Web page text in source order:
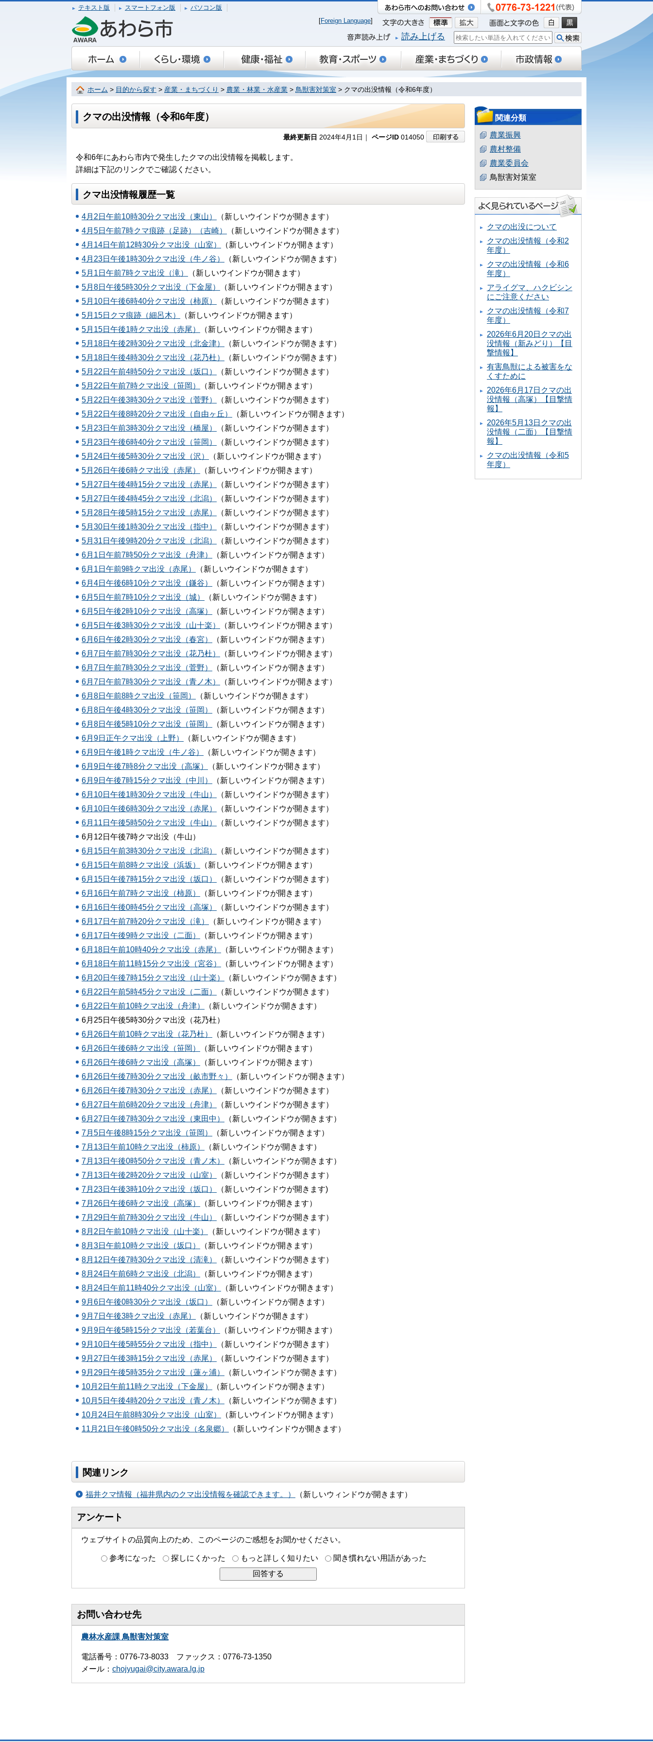
テキスト版 スマートフォン版
パソコン版
[Foreign Language]
読み上げる
ホーム > 目的から探す > 産業・まちづくり > 農業・林業・水産業 > 鳥獣害対策室 > クマの出没情報（令和6年度）
クマの出没情報（令和6年度）
最終更新日 2024年4月1日｜ ページID 014050
令和6年にあわら市内で発生したクマの出没情報を掲載します。
詳細は下記のリンクでご確認ください。
クマ出没情報履歴一覧
4月2日午前10時30分クマ出没（東山）
（新しいウインドウが開きます）
4月5日午前7時クマ痕跡（足跡）（吉崎）
（新しいウインドウが開きます）
4月14日午前12時30分クマ出没（山室）
（新しいウインドウが開きます）
4月23日午後1時30分クマ出没（牛ノ谷）
（新しいウインドウが開きます）
5月1日午前7時クマ出没（滝）
（新しいウインドウが開きます）
5月8日午後5時30分クマ出没（下金屋）
（新しいウインドウが開きます）
5月10日午後6時40分クマ出没（柿原）
（新しいウインドウが開きます）
5月15日クマ痕跡（細呂木）
（新しいウインドウが開きます）
5月15日午後1時クマ出没（赤尾）
（新しいウインドウが開きます）
5月18日午後2時30分クマ出没（北金津）
（新しいウインドウが開きます）
5月18日午後4時30分クマ出没（花乃杜）
（新しいウインドウが開きます）
5月22日午前4時50分クマ出没（坂口）
（新しいウインドウが開きます）
5月22日午前7時クマ出没（笹岡）
（新しいウインドウが開きます）
5月22日午後3時30分クマ出没（菅野）
（新しいウインドウが開きます）
5月22日午後8時20分クマ出没（自由ヶ丘）
（新しいウインドウが開きます）
5月23日午前3時30分クマ出没（橋屋）
（新しいウインドウが開きます）
5月23日午後6時40分クマ出没（笹岡）
（新しいウインドウが開きます）
5月24日午後5時30分クマ出没（沢）
（新しいウインドウが開きます）
5月26日午後6時クマ出没（赤尾）
（新しいウインドウが開きます）
5月27日午後4時15分クマ出没（赤尾）
（新しいウインドウが開きます）
5月27日午後4時45分クマ出没（北潟）
（新しいウインドウが開きます）
5月28日午後5時15分クマ出没（赤尾）
（新しいウインドウが開きます）
5月30日午後1時30分クマ出没（指中）
（新しいウインドウが開きます）
5月31日午後9時20分クマ出没（北潟）
（新しいウインドウが開きます）
6月1日午前7時50分クマ出没（舟津）
（新しいウインドウが開きます）
6月1日午前9時クマ出没（赤尾）
（新しいウインドウが開きます）
6月4日午後6時10分クマ出没（鎌谷）
（新しいウインドウが開きます）
6月5日午前7時10分クマ出没（城）
（新しいウインドウが開きます）
6月5日午後2時10分クマ出没（高塚）
（新しいウインドウが開きます）
6月5日午後3時30分クマ出没（山十楽）
（新しいウインドウが開きます）
6月6日午後2時30分クマ出没（春宮）
（新しいウインドウが開きます）
6月7日午前7時30分クマ出没（花乃杜）
（新しいウインドウが開きます）
6月7日午前7時30分クマ出没（菅野）
（新しいウインドウが開きます）
6月7日午前7時30分クマ出没（青ノ木）
（新しいウインドウが開きます）
6月8日午前8時クマ出没（笹岡）
（新しいウインドウが開きます）
6月8日午後4時30分クマ出没（笹岡）
（新しいウインドウが開きます）
6月8日午後5時10分クマ出没（笹岡）
（新しいウインドウが開きます）
6月9日正午クマ出没（上野）
（新しいウインドウが開きます）
6月9日午後1時クマ出没（牛ノ谷）
（新しいウインドウが開きます）
6月9日午後7時8分クマ出没（高塚）
（新しいウインドウが開きます）
6月9日午後7時15分クマ出没（中川）
（新しいウインドウが開きます）
6月10日午後1時30分クマ出没（牛山）
（新しいウインドウが開きます）
6月10日午後6時30分クマ出没（赤尾）
（新しいウインドウが開きます）
6月11日午後5時50分クマ出没（牛山）
（新しいウインドウが開きます）
6月12日午後7時クマ出没（牛山）
6月15日午前3時30分クマ出没（北潟）
（新しいウインドウが開きます）
6月15日午前8時クマ出没（浜坂）
（新しいウインドウが開きます）
6月15日午後7時15分クマ出没（坂口）
（新しいウインドウが開きます）
6月16日午前7時クマ出没（柿原）
（新しいウインドウが開きます）
6月16日午後0時45分クマ出没（高塚）
（新しいウインドウが開きます）
6月17日午前7時20分クマ出没（滝）
（新しいウインドウが開きます）
6月17日午後9時クマ出没（二面）
（新しいウインドウが開きます）
6月18日午前10時40分クマ出没（赤尾）
（新しいウインドウが開きます）
6月18日午前11時15分クマ出没（宮谷）
（新しいウインドウが開きます）
6月20日午後7時15分クマ出没（山十楽）
（新しいウインドウが開きます）
6月22日午前5時45分クマ出没（二面）
（新しいウインドウが開きます）
6月22日午前10時クマ出没（舟津）
（新しいウインドウが開きます）
6月25日午後5時30分クマ出没（花乃杜）
6月26日午前10時クマ出没（花乃杜）
（新しいウインドウが開きます）
6月26日午後6時クマ出没（笹岡）
（新しいウインドウが開きます）
6月26日午後6時クマ出没（高塚）
（新しいウインドウが開きます）
6月26日午後7時30分クマ出没（畝市野々）
（新しいウインドウが開きます）
6月26日午後7時30分クマ出没（赤尾）
（新しいウインドウが開きます）
6月27日午前6時20分クマ出没（舟津）
（新しいウインドウが開きます）
6月27日午後7時30分クマ出没（東田中）
（新しいウインドウが開きます）
7月5日午後8時15分クマ出没（笹岡）
（新しいウインドウが開きます）
7月13日午前10時クマ出没（柿原）
（新しいウインドウが開きます）
7月13日午後0時50分クマ出没（青ノ木）
（新しいウインドウが開きます）
7月13日午後2時20分クマ出没（山室）
（新しいウインドウが開きます）
7月23日午後3時10分クマ出没（坂口）
（新しいウインドウが開きます)
7月26日午後6時クマ出没（高塚）
（新しいウインドウが開きます）
7月29日午前7時30分クマ出没（牛山）
（新しいウインドウが開きます）
8月2日午前10時クマ出没（山十楽）
（新しいウインドウが開きます）
8月3日午前10時クマ出没（坂口）
（新しいウインドウが開きます）
8月12日午後7時30分クマ出没（清滝）
（新しいウインドウが開きます）
8月24日午前6時クマ出没（北潟）
（新しいウインドウが開きます）
8月24日午前11時40分クマ出没（山室）
（新しいウインドウが開きます）
9月6日午後0時30分クマ出没（坂口）
（新しいウインドウが開きます）
9月7日午後3時クマ出没（赤尾）
（新しいウインドウが開きます）
9月9日午後5時15分クマ出没（若葉台）
（新しいウインドウが開きます）
9月10日午後5時55分クマ出没（指中）
（新しいウインドウが開きます）
9月27日午後3時15分クマ出没（赤尾）
（新しいウインドウが開きます）
9月29日午後5時35分クマ出没（蓮ヶ浦）
（新しいウインドウが開きます）
10月2日午前11時クマ出没（下金屋）
（新しいウインドウが開きます）
10月5日午後4時20分クマ出没（青ノ木）
（新しいウインドウが開きます）
10月24日午前8時30分クマ出没（山室）
（新しいウインドウが開きます）
11月21日午後0時50分クマ出没（名泉郷）
（新しいウインドウが開きます）
関連リンク
福井クマ情報（福井県内のクマ出没情報を確認できます。） （新しいウィンドウが開きます）
アンケート
ウェブサイトの品質向上のため、このページのご感想をお聞かせください。
参考になった 探しにくかった もっと詳しく知りたい 聞き慣れない用語があった
お問い合わせ先
農林水産課 鳥獣害対策室
電話番号：0776-73-8033 ファックス：0776-73-1350
メール： chojyugai@city.awara.lg.jp
関連分類
農業振興
農村整備
農業委員会
鳥獣害対策室
クマの出没について
クマの出没情報（令和2
年度）
クマの出没情報（令和6
年度）
アライグマ、ハクビシン
にご注意ください
クマの出没情報（令和7
年度）
2026年6月20日クマの出
没情報（新みどり）【目
撃情報】
有害鳥獣による被害をな
くすために
2026年6月17日クマの出
没情報（高塚）【目撃情
報】
2026年5月13日クマの出
没情報（二面）【目撃情
報】
クマの出没情報（令和5
年度）